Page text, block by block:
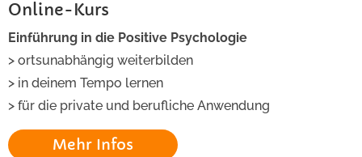
Online-Kurs
Einführung in die Positive Psychologie
> ortsunabhängig weiterbilden
> in deinem Tempo lernen
> für die private und berufliche Anwendung
Mehr Infos